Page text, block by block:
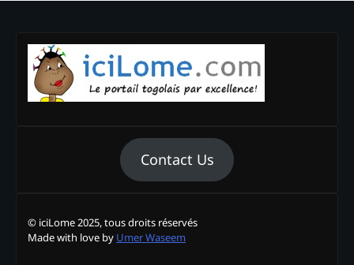
Contact Us
© iciLome 2025, tous droits réservés
Made with love by Umer Waseem